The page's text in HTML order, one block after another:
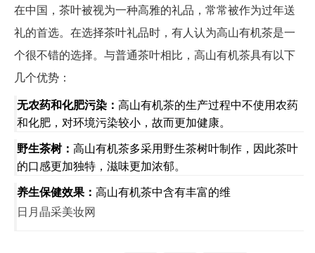
在中国，茶叶被视为一种高雅的礼品，常常被作为过年送
礼的首选。在选择茶叶礼品时，有人认为高山有机茶是一
个很不错的选择。与普通茶叶相比，高山有机茶具有以下
几个优势：
无农药和化肥污染： 高山有机茶的生产过程中不使用农药
和化肥，对环境污染较小，故而更加健康。
野生茶树： 高山有机茶多采用野生茶树叶制作，因此茶叶
的口感更加独特，滋味更加浓郁。
养生保健效果： 高山有机茶中含有丰富的维
日月晶采美妆网